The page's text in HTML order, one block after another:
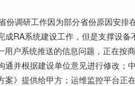
调研工作因为部分省份原因安排
成RA系统建设工作，但是支撑设
用户系统推送的信息问题，正在
通并根据建设单位意见进行修改
案》提供给甲方；运维监控平台